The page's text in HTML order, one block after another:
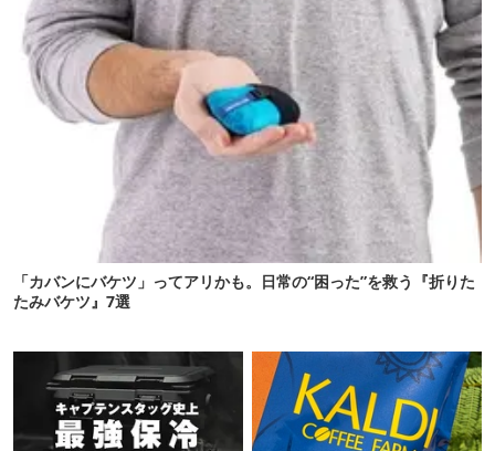
「カバンにバケツ」ってアリかも。日常の“困った”を救う『折りた
たみバケツ』7選